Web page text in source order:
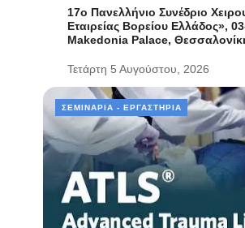
17ο Πανελλήνιο Συνέδριο
Εταιρείας Βορείου Ελλάδος»,
Makedonia Palace,
Τετάρτη 5 Αυγούστου, 2026
ΣΕΜΙΝΆΡΙΑ - ΕΡΓΑΣΤΉΡΙΑ